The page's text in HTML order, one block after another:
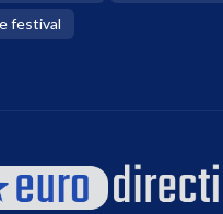
festival